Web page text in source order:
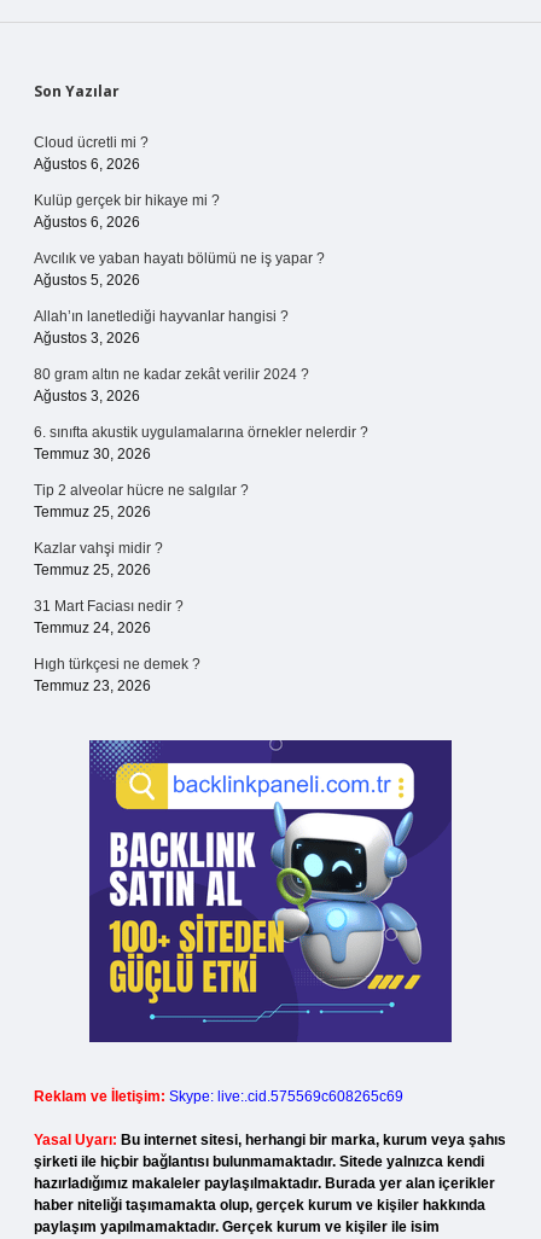
Sidebar
Son Yazılar
Cloud ücretli mi ?
Ağustos 6, 2026
Kulüp gerçek bir hikaye mi ?
Ağustos 6, 2026
Avcılık ve yaban hayatı bölümü ne iş yapar ?
Ağustos 5, 2026
Allah’ın lanetlediği hayvanlar hangisi ?
Ağustos 3, 2026
80 gram altın ne kadar zekât verilir 2024 ?
Ağustos 3, 2026
6. sınıfta akustik uygulamalarına örnekler nelerdir ?
Temmuz 30, 2026
Tip 2 alveolar hücre ne salgılar ?
Temmuz 25, 2026
Kazlar vahşi midir ?
Temmuz 25, 2026
31 Mart Faciası nedir ?
Temmuz 24, 2026
Hıgh türkçesi ne demek ?
Temmuz 23, 2026
Reklam ve İletişim: Skype: live:.cid.575569c608265c69
Yasal Uyarı: Bu internet sitesi, herhangi bir marka, kurum veya şahıs
şirketi ile hiçbir bağlantısı bulunmamaktadır. Sitede yalnızca kendi
hazırladığımız makaleler paylaşılmaktadır. Burada yer alan içerikler
haber niteliği taşımamakta olup, gerçek kurum ve kişiler hakkında
paylaşım yapılmamaktadır. Gerçek kurum ve kişiler ile isim